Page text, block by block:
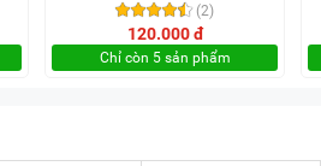
(2)
120.000 đ
Chỉ còn 5 sản phẩm